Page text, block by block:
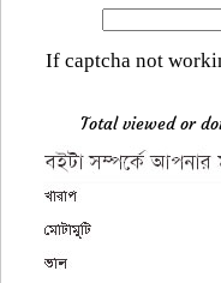
If captcha not
Total viewed or